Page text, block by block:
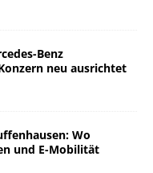
Benz
neu ausrichtet
Wo
und E-Mobilität